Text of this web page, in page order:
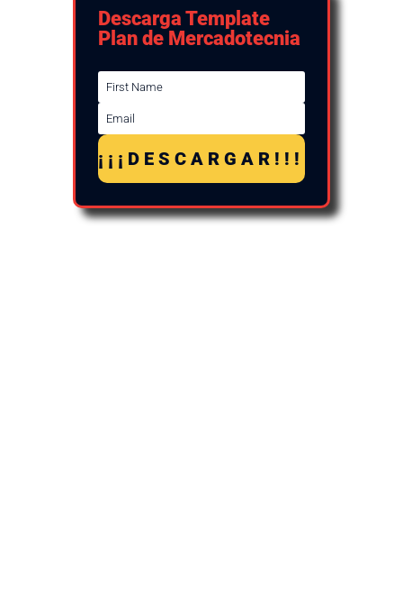
Descarga Template
Plan de Mercadotecnia
¡¡¡DESCARGAR!!!